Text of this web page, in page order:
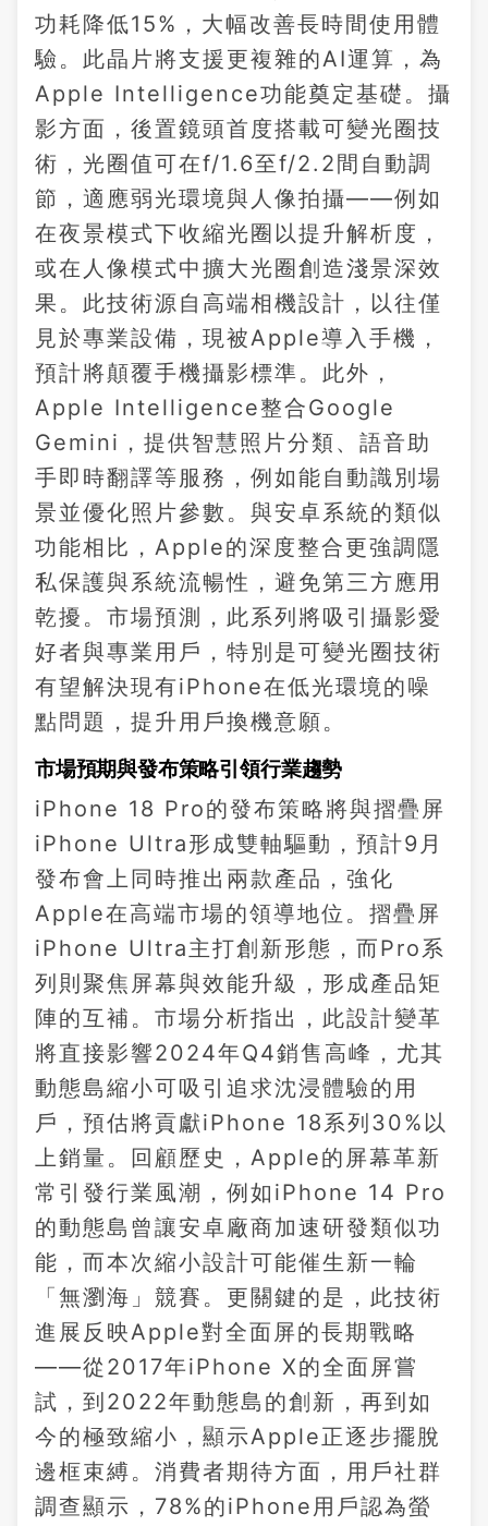
功耗降低15%，大幅改善長時間使用體
驗。此晶片將支援更複雜的AI運算，為
Apple Intelligence功能奠定基礎。攝
影方面，後置鏡頭首度搭載可變光圈技
術，光圈值可在f/1.6至f/2.2間自動調
節，適應弱光環境與人像拍攝——例如
在夜景模式下收縮光圈以提升解析度，
或在人像模式中擴大光圈創造淺景深效
果。此技術源自高端相機設計，以往僅
見於專業設備，現被Apple導入手機，
預計將顛覆手機攝影標準。此外，
Apple Intelligence整合Google
Gemini，提供智慧照片分類、語音助
手即時翻譯等服務，例如能自動識別場
景並優化照片參數。與安卓系統的類似
功能相比，Apple的深度整合更強調隱
私保護與系統流暢性，避免第三方應用
乾擾。市場預測，此系列將吸引攝影愛
好者與專業用戶，特別是可變光圈技術
有望解決現有iPhone在低光環境的噪
點問題，提升用戶換機意願。
市場預期與發布策略引領行業趨勢
iPhone 18 Pro的發布策略將與摺疊屏
iPhone Ultra形成雙軸驅動，預計9月
發布會上同時推出兩款產品，強化
Apple在高端市場的領導地位。摺疊屏
iPhone Ultra主打創新形態，而Pro系
列則聚焦屏幕與效能升級，形成產品矩
陣的互補。市場分析指出，此設計變革
將直接影響2024年Q4銷售高峰，尤其
動態島縮小可吸引追求沈浸體驗的用
戶，預估將貢獻iPhone 18系列30%以
上銷量。回顧歷史，Apple的屏幕革新
常引發行業風潮，例如iPhone 14 Pro
的動態島曾讓安卓廠商加速研發類似功
能，而本次縮小設計可能催生新一輪
「無瀏海」競賽。更關鍵的是，此技術
進展反映Apple對全面屏的長期戰略
——從2017年iPhone X的全面屏嘗
試，到2022年動態島的創新，再到如
今的極致縮小，顯示Apple正逐步擺脫
邊框束縛。消費者期待方面，用戶社群
調查顯示，78%的iPhone用戶認為螢